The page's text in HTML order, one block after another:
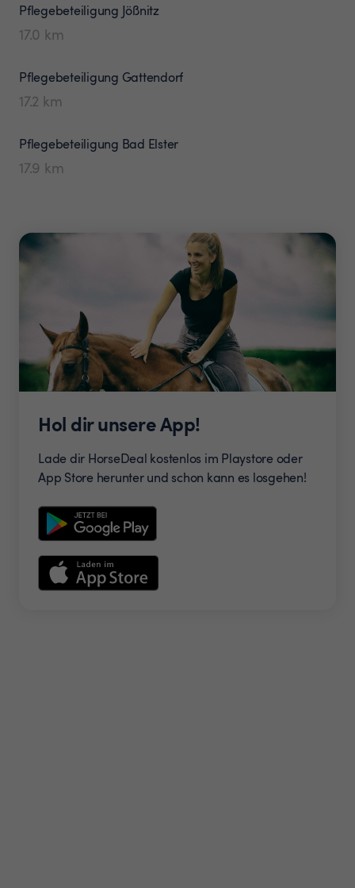
Pflegebeteiligung Jößnitz
17.0 km
Pflegebeteiligung Gattendorf
17.2 km
Pflegebeteiligung Bad Elster
17.9 km
Hol dir unsere App!
Lade dir HorseDeal kostenlos im Playstore oder
App Store herunter und schon kann es losgehen!